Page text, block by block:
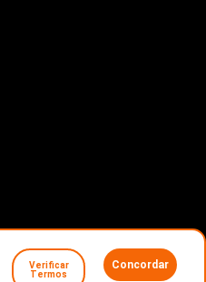
Conflitos de consumo
Verificar
Termos
Concordar